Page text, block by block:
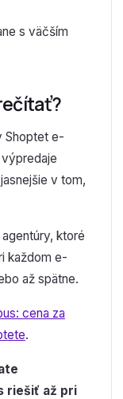
s väčším
Shoptet e-
v tom,
ktoré
každom e-
až spätne.
cena za
.
riešiť až pri